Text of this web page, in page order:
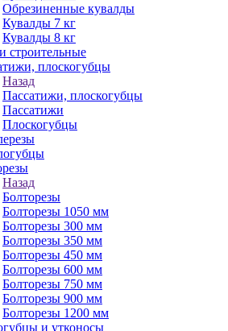
Обрезиненные кувалды
Кувалды 7 кг
Кувалды 8 кг
строительные
плоскогубцы
Назад
Пассатижи, плоскогубцы
Пассатижи
Плоскогубцы
Назад
Болторезы
Болторезы 1050 мм
Болторезы 300 мм
Болторезы 350 мм
Болторезы 450 мм
Болторезы 600 мм
Болторезы 750 мм
Болторезы 900 мм
Болторезы 1200 мм
и утконосы